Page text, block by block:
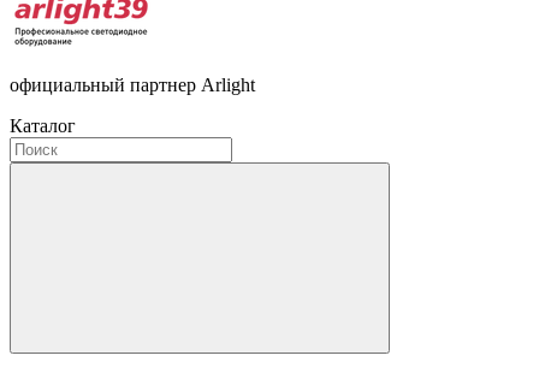
официальный партнер Arlight
Каталог